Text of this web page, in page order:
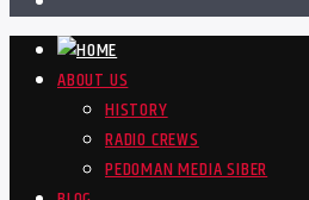
ABOUT US
HISTORY
RADIO CREWS
PEDOMAN MEDIA SIBER